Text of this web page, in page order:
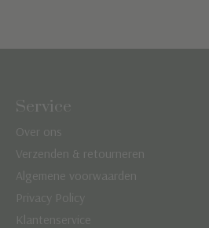
Service
Over ons
Verzenden & retourneren
Algemene voorwaarden
Privacy Policy
Klantenservice